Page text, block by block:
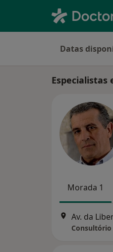
Datas
Morada 1
Av. da